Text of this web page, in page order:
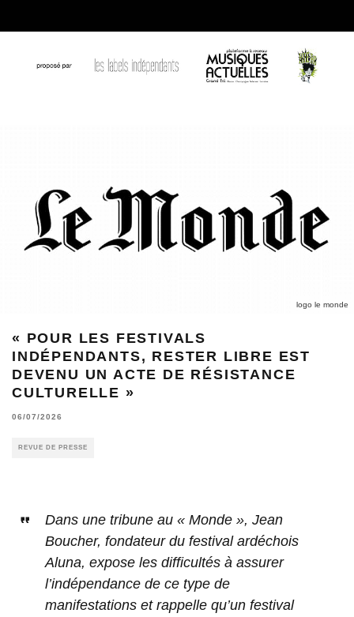
logo le monde
« POUR LES FESTIVALS
INDÉPENDANTS, RESTER LIBRE EST
DEVENU UN ACTE DE RÉSISTANCE
CULTURELLE »
06/07/2026
REVUE DE PRESSE
Dans une tribune au « Monde », Jean
Boucher, fondateur du festival ardéchois
Aluna, expose les difficultés à assurer
l’indépendance de ce type de
manifestations et rappelle qu’un festival